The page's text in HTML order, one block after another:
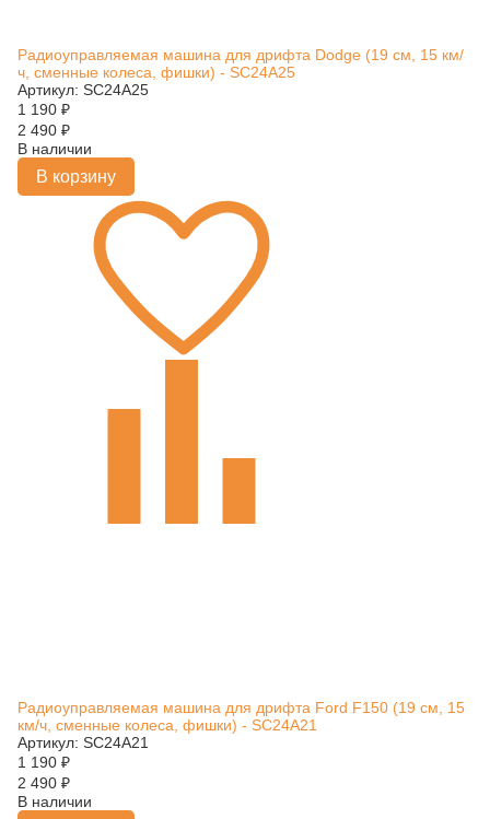
Радиоуправляемая машина для дрифта Dodge (19 см, 15 км/
ч, сменные колеса, фишки) - SC24A25
Артикул: SC24A25
1 190 ₽
2 490 ₽
В наличии
В корзину
Радиоуправляемая машина для дрифта Ford F150 (19 см, 15
км/ч, сменные колеса, фишки) - SC24A21
Артикул: SC24A21
1 190 ₽
2 490 ₽
В наличии